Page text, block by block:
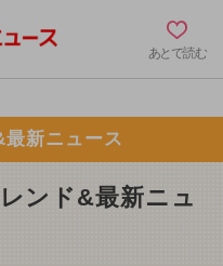
あとで読む
新ニュース
ンド&最新ニュ